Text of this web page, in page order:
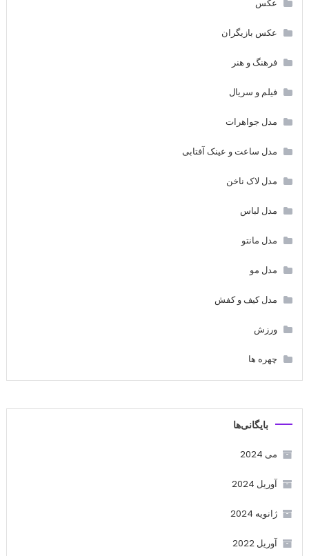
عکس
عکس بازیگران
فرهنگ و هنر
فیلم و سریال
مدل جواهرات
مدل ساعت و عینک آفتابی
مدل لاک ناخن
مدل لباس
مدل مانتو
مدل مو
مدل کیف و کفش
ورزش
چهره ها
بایگانی‌ها
می 2024
آوریل 2024
ژانویه 2024
آوریل 2022